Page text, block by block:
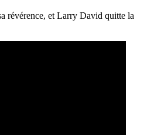
révérence, et Larry David quitte la